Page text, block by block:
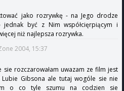
jako rozrywkę - na Jego drodze
być z Nim współcięrpiącym i
niż najlepsza rozrywka.
2004, 15:37
rozczarowałam uwazam ze film jest
Gibsona ale tutaj wogóle sie nie
o co tyle szumu na codzien sie